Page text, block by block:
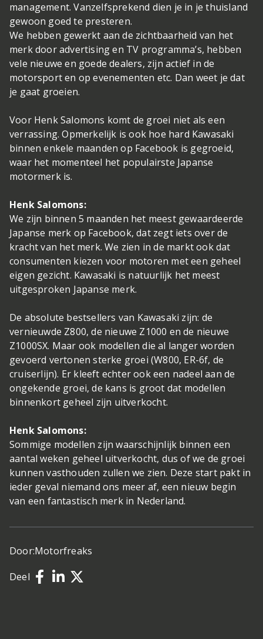
management. Vanzelfsprekend dien je in je thuisland
gewoon goed te presteren.
We hebben gewerkt aan de zichtbaarheid van het
merk door advertising en TV programma’s, hebben
vele nieuwe en goede dealers, zijn actief in de
motorsport en op evenementen etc. Dan weet je dat
je gaat groeien.
Voor Henk Salomons komt de groei niet als een
verrassing. Opmerkelijk is ook hoe hard Kawasaki
binnen enkele maanden op Facebook is gegroeid,
waar het momenteel het populairste Japanse
motormerk is.
Henk Salomons:
We zijn binnen 5 maanden het meest gewaardeerde
Japanse merk op Facebook, dat zegt iets over de
kracht van het merk. We zien in de markt ook dat
consumenten kiezen voor motoren met een geheel
eigen gezicht. Kawasaki is natuurlijk het meest
uitgesproken Japanse merk.
De absolute bestsellers van Kawasaki zijn: de
vernieuwde Z800, de nieuwe Z1000 en de nieuwe
Z1000SX. Maar ook modellen die al langer worden
gevoerd vertonen sterke groei (W800, ER-6f, de
cruiserlijn). Er kleeft echter ook een nadeel aan de
ongekende groei, de kans is groot dat modellen
binnenkort geheel zijn uitverkocht.
Henk Salomons:
Sommige modellen zijn waarschijnlijk binnen een
aantal weken geheel uitverkocht, dus of we de groei
kunnen vasthouden zullen we zien. Deze start pakt in
ieder geval niemand ons meer af, een nieuw begin
van een fantastisch merk in Nederland.
Door:Motorfreaks
Deel